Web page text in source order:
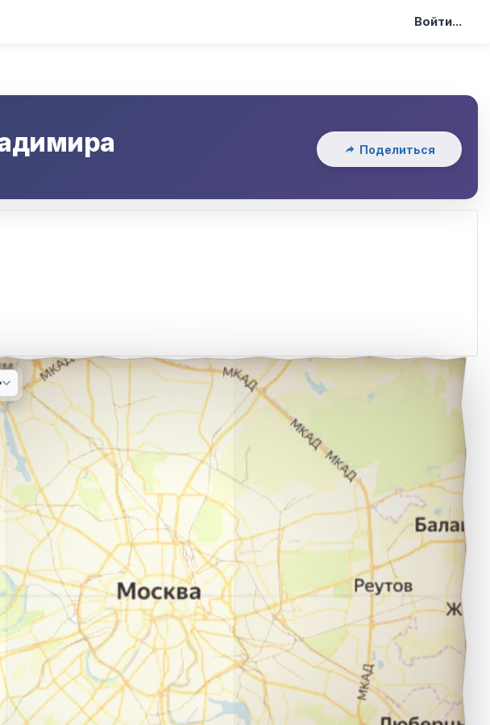
Войти...
Поделиться
из города Калуга в город Владимир.